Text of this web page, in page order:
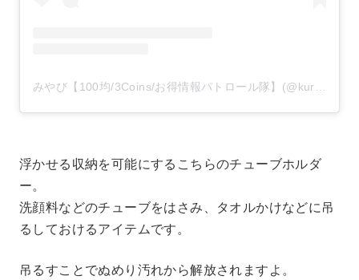
みやび【100均/3Coins/お得情報パトロール隊】(@kurashi.happy)がシェアした投稿
浮かせる収納を可能にするこちらのチューブホルダ
ー。
洗顔料などのチューブをはさみ、タオルかけなどに吊
るしておけるアイテムです。
吊るすことでぬめり汚れから解放されますよ。